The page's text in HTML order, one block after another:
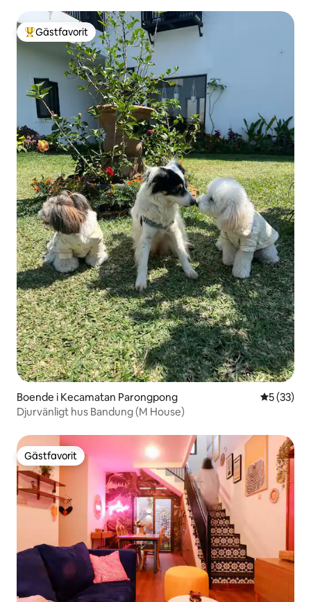
Populär gästfavorit
Gästfavorit
Boende i Kecamatan Parongpong 5 av 5 i
5 (33)
Djurvänligt hus Bandung (M House)
Gästfavorit
Gästfavorit